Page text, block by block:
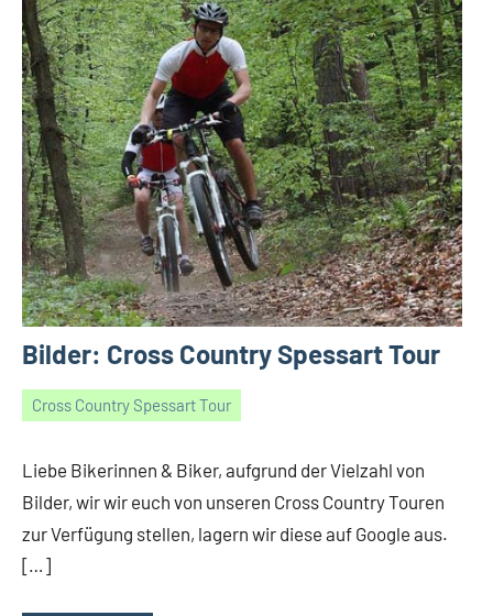
Bilder: Cross Country Spessart Tour
Cross Country Spessart Tour
29/04/2019
Gerald
2
Liebe Bikerinnen & Biker, aufgrund der Vielzahl von
Bilder, wir wir euch von unseren Cross Country Touren
zur Verfügung stellen, lagern wir diese auf Google aus.
[…]